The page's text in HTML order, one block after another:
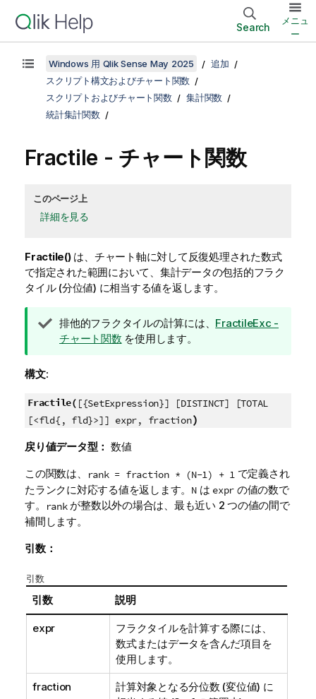
Search
メニュ
ー
Windows 用 Qlik Sense May 2025
追加
スクリプト構文およびチャート関数
スクリプトおよびチャート関数
集計関数
統計集計関数
Fractile - チャート関数
このページ上
詳細を見る
Fractile()は、チャート軸に対して反復処理された数式
で指定された範囲において、集計データの包括的フラク
タイル (分位値) に相当する値を返します。
ヒ
ン
排他的フラクタイルの計算には、 FractileExc -
チャート関数 を使用します。
構文:
Fractile( [{SetExpression}] [DISTINCT] [TOTAL
[<fld{, fld}>]] expr, fraction)
戻り値データ型： 数値
この関数は、
rank = fraction * (N-1) + 1 で定義され
たランクに対応する値を返します。 Nは expr の値の数で
す。
rankが整数以外の場合は、最も近い 2 つの値の間で
補間します。
引数：
引数
引数 説明
expr
フラクタイルを計算する際には、
数式またはデータを含んだ項目を
使用します。
fraction
計算対象となる分位数 (変位値) に